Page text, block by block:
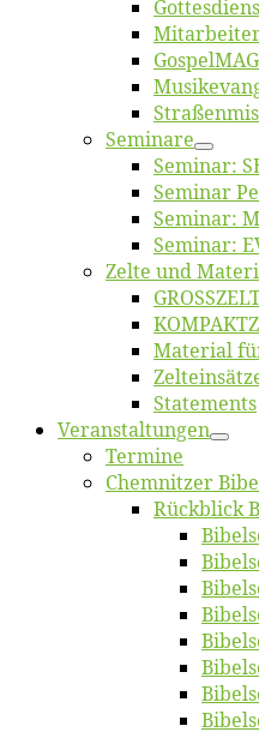
Se­mi­na­re
Se­mi­nar:
Se­mi­nar
Se­mi­nar:
Se­mi­nar:
Zel­te und
Ma­te­ri­al
State­ments
Ver­an­stal­tun­gen
Ter­mi­ne
Chemnit­zer
Rück­blick